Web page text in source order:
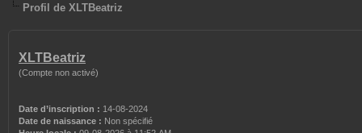
Profil de XLTBeatriz
XLTBeatriz
(Compte non activé)
Date d’inscription : 14-08-2024
Date de naissance : Non spécifié